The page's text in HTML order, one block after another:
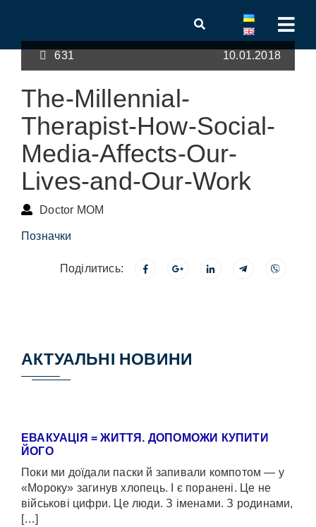
631 10.01.2018
The-Millennial-
Therapist-How-Social-
Media-Affects-Our-
Lives-and-Our-Work
Doctor MOM
Позначки
Поділитись:
АКТУАЛЬНІ НОВИНИ
ЕВАКУАЦІЯ = ЖИТТЯ. ДОПОМОЖИ КУПИТИ
ЙОГО
Поки ми доїдали паски й запивали компотом — у
«Мороку» загинув хлопець. І є поранені. Це не
військові цифри. Це люди. З іменами. З родинами,
[…]